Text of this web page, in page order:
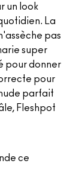
un look
La
pas
super
pour donner
pour
parfait
Fleshpot
ce